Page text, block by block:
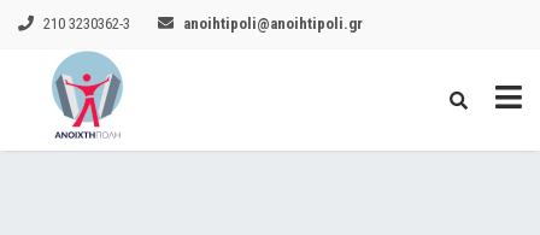
210 3230362-3 anoihtipoli@anoihtipoli.gr